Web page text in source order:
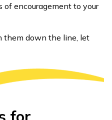
encouragement to your
them down the line, let